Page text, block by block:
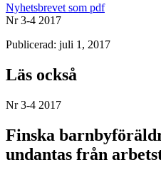
Nyhetsbrevet som pdf
Nr 3-4 2017
Publicerad: juli 1, 2017
Läs också
Nr 3-4 2017
Finska
undantas från